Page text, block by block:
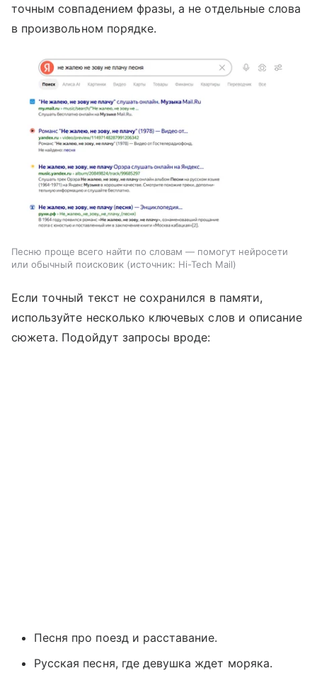
точным совпадением фразы, а не отдельные слова
в произвольном порядке.
Песню проще всего найти по словам — помогут нейросети
или обычный поисковик
источник: Hi-Tech Mail
Если точный текст не сохранился в памяти,
используйте несколько ключевых слов и описание
сюжета. Подойдут запросы вроде:
Песня про поезд и расставание.
Русская песня, где девушка ждет моряка.